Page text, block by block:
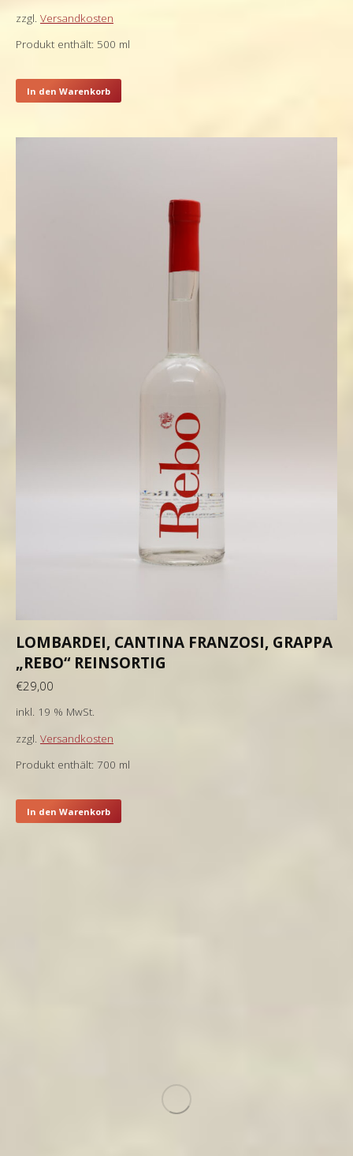
zzgl. Versandkosten
Produkt enthält: 500 ml
In den Warenkorb
LOMBARDEI, CANTINA FRANZOSI, GRAPPA
„REBO“ REINSORTIG
€29,00
inkl. 19 % MwSt.
zzgl. Versandkosten
Produkt enthält: 700 ml
In den Warenkorb